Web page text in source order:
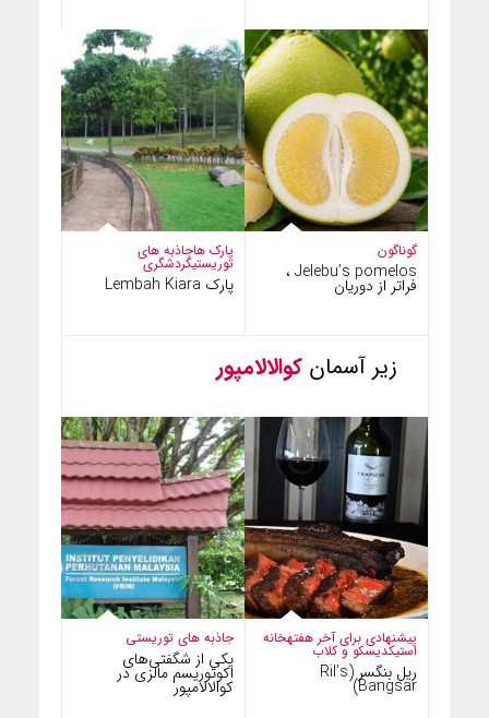
پارک هاجاذبه های
توریستیگردشگری
پارک Lembah Kiara
گوناگون
Jelebu’s pomelos ،
فراتر از دوریان
زیر آسمان کوالالامپور
جاذبه های توریستی
یکی از شگفتی‌های
اکوتوریسم مالزی در
کوالالامپور
پیشنهادی برای آخر هفتهخانه
استیکدیسکو و کلاب
ریل بنگسر (Ril’s
Bangsar)